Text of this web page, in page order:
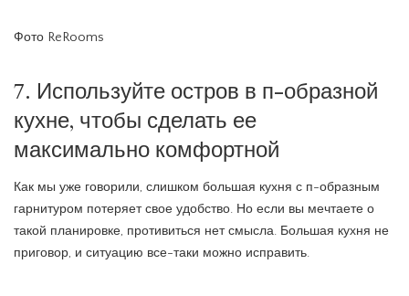
Фото ReRooms
7. Используйте остров в п-образной
кухне, чтобы сделать ее
максимально комфортной
Как мы уже говорили, слишком большая кухня с п-образным
гарнитуром потеряет свое удобство. Но если вы мечтаете о
такой планировке, противиться нет смысла. Большая кухня не
приговор, и ситуацию все-таки можно исправить.